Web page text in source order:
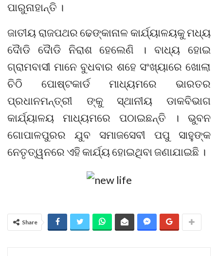
ପାରୁନାହାନ୍ତି ।
ଜାତୀୟ ରାଜପଥର ଢେଙ୍କାନାଳ କାର୍ଯ୍ୟାଳୟକୁ ମଧ୍ୟ
ଦୈାଡି ଦୈାଡି ନିରାଶ ହେଲେଣି । ବାଧ୍ୟ ହୋଇ
ଗ୍ରାମବାସୀ ମାନେ ବୁଧବାର ଶହେ ସଂଖ୍ୟାରେ ଖୋଲା
ଚିଠି ପୋଷ୍ଟକାର୍ଡ ମାଧ୍ୟମରେ ଭାରତର
ପ୍ରଧାନମନ୍ତ୍ରୀ ଙ୍କୁ ସ୍ଥାନୀୟ ଡାକବିଭାଗ
କାର୍ଯ୍ୟାଳୟ ମାଧ୍ୟମରେ ପଠାଇଛନ୍ତି । ଭୁବନ
ଗୋପାଳପୁରର ଯୁବ ସମାଜସେବୀ ପପୁ ସାହୁଙ୍କ
ନେତୃତ୍ୱନରେ ଏହି କାର୍ଯ୍ୟ ହୋଇଥିବା ଜଣାଯାଇଛି ।
Share